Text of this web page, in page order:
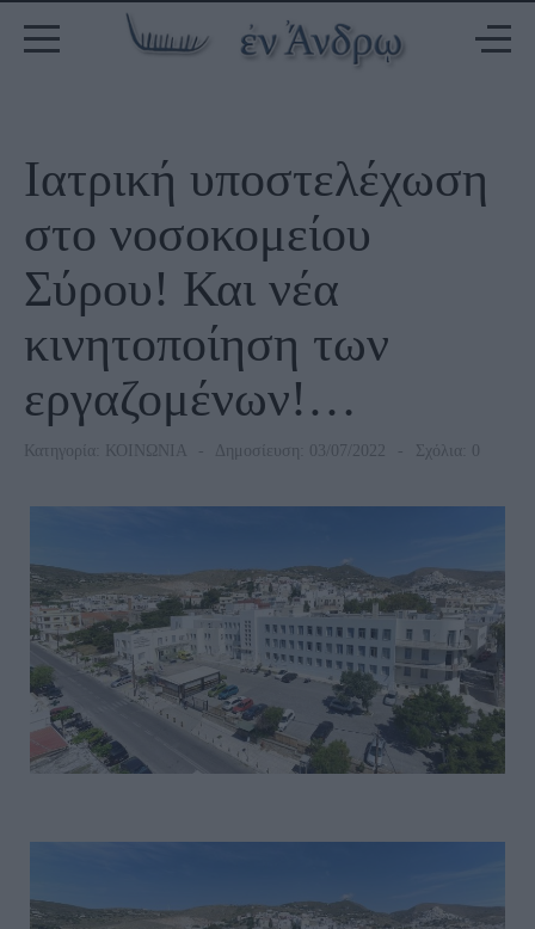
Ιατρική υποστελέχωση
στο νοσοκομείου
Σύρου! Και νέα
κινητοποίηση των
εργαζομένων!…
Κατηγορία: ΚΟΙΝΩΝΙΑ Δημοσίευση: 03/07/2022 Σχόλια: 0